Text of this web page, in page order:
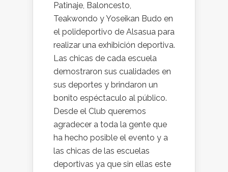
Patinaje, Baloncesto,
Teakwondo y Yoseikan Budo en
el polideportivo de Alsasua para
realizar una exhibición deportiva.
Las chicas de cada escuela
demostraron sus cualidades en
sus deportes y brindaron un
bonito espéctaculo al público.
Desde el Club queremos
agradecer a toda la gente que
ha hecho posible el evento y a
las chicas de las escuelas
deportivas ya que sin ellas este